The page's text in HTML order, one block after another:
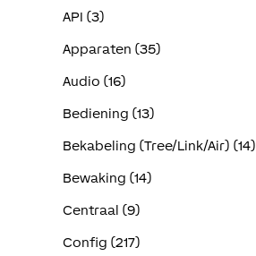
API (3)
Apparaten (35)
Audio (16)
Bediening (13)
Bekabeling (Tree/Link/Air) (14)
Bewaking (14)
Centraal (9)
Config (217)